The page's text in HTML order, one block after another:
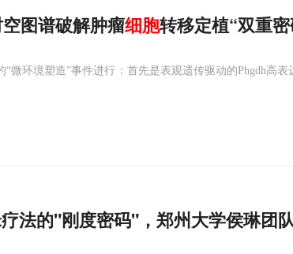
图谱破解肿瘤细胞转移定植“双重密
微环境塑造”事件进行：首先是表观遗传驱动的Phgdh高
法的"刚度密码"，郑州大学侯琳团队